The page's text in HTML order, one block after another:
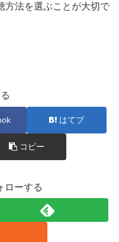
方法を選ぶことが大切で
はてブ
コピー
ローする